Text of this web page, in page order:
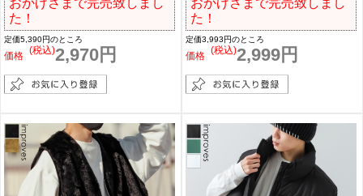
おかげさまで完売致しまし
た！
定価5,390円のところ
価格 2,970円
(税込)
おかげさまで完売致しまし
た！
定価3,993円のところ
価格 2,999円
(税込)